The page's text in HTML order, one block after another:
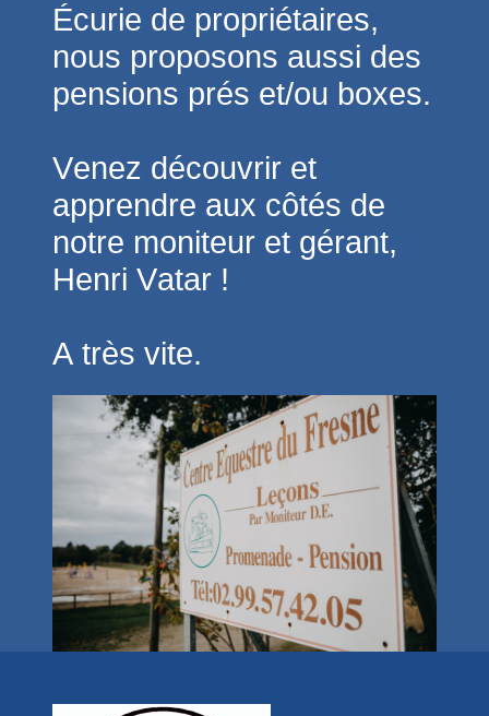
Écurie de propriétaires,
nous proposons aussi des
pensions prés et/ou boxes.
Venez découvrir et
apprendre aux côtés de
notre moniteur et gérant,
Henri Vatar !
A très vite.